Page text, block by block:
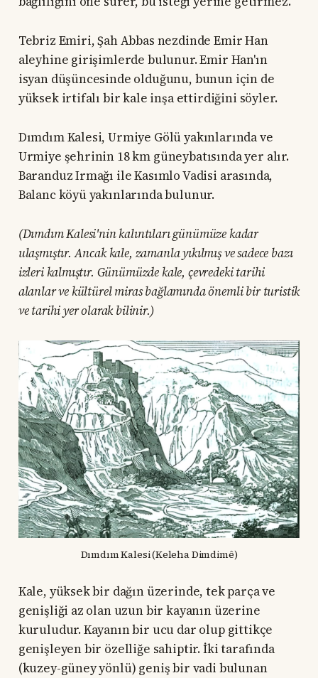
Tebriz Emiri, Şah Abbas nezdinde Emir Han
aleyhine girişimlerde bulunur. Emir Han'ın
isyan düşüncesinde olduğunu, bunun için de
yüksek irtifalı bir kale inşa ettirdiğini söyler.
Dımdım Kalesi, Urmiye Gölü yakınlarında ve
Urmiye şehrinin 18 km güneybatısında yer alır.
Baranduz Irmağı ile Kasımlo Vadisi arasında,
Balanc köyü yakınlarında bulunur.
(Dımdım Kalesi'nin kalıntıları günümüze kadar
ulaşmıştır. Ancak kale, zamanla yıkılmış ve sadece bazı
izleri kalmıştır. Günümüzde kale, çevredeki tarihi
alanlar ve kültürel miras bağlamında önemli bir turistik
ve tarihi yer olarak bilinir.)
Dımdım Kalesi (Keleha Dimdimê)
Kale, yüksek bir dağın üzerinde, tek parça ve
genişliği az olan uzun bir kayanın üzerine
kuruludur. Kayanın bir ucu dar olup gittikçe
genişleyen bir özelliğe sahiptir. İki tarafında
(kuzey-güney yönlü) geniş bir vadi bulunan